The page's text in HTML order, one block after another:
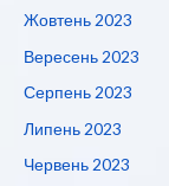
Жовтень 2023
Вересень 2023
Серпень 2023
Липень 2023
Червень 2023